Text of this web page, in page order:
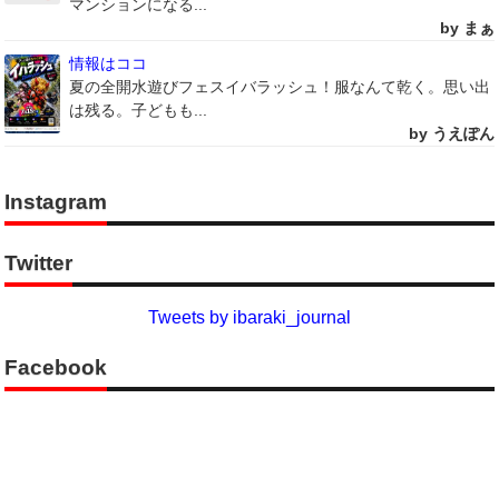
マンションになる...
by まぁ
情報はココ
夏の全開水遊びフェスイバラッシュ！服なんて乾く。思い出
は残る。子どもも...
by うえぽん
Instagram
Twitter
Tweets by ibaraki_journal
Facebook